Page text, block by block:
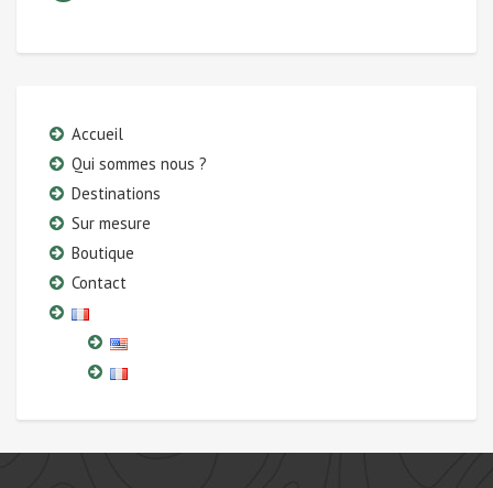
Accueil
Qui sommes nous ?
Destinations
Sur mesure
Boutique
Contact